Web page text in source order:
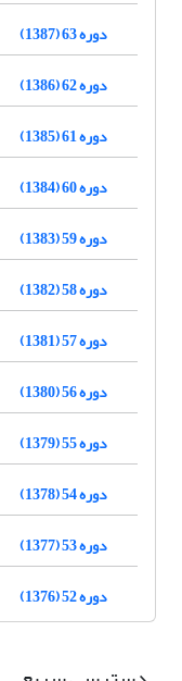
دوره 63 (1387)
دوره 62 (1386)
دوره 61 (1385)
دوره 60 (1384)
دوره 59 (1383)
دوره 58 (1382)
دوره 57 (1381)
دوره 56 (1380)
دوره 55 (1379)
دوره 54 (1378)
دوره 53 (1377)
دوره 52 (1376)